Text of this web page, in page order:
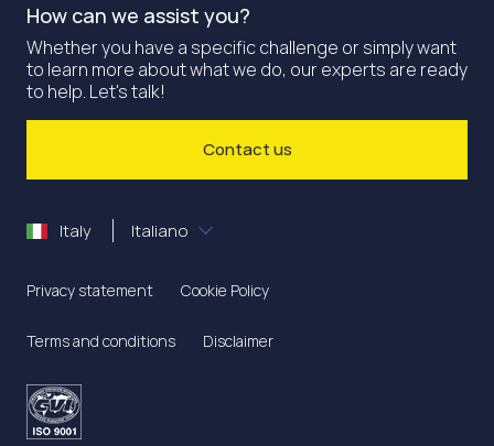
How can we assist you?
Whether you have a specific challenge or simply want
to learn more about what we do, our experts are ready
to help. Let's talk!
Contact us
Italy Italiano
Privacy statement Cookie Policy
Terms and conditions Disclaimer